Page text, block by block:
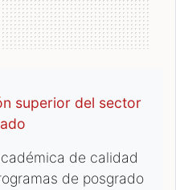
superior del sector
de calidad
de posgrado